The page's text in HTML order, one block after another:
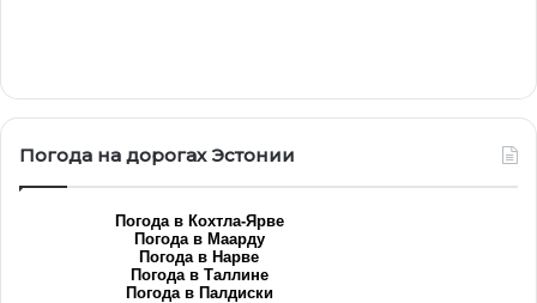
Погода на дорогах Эстонии
Погода в Кохтла-Ярве
Погода в Маарду
Погода в Нарве
Погода в Таллине
Погода в Палдиски